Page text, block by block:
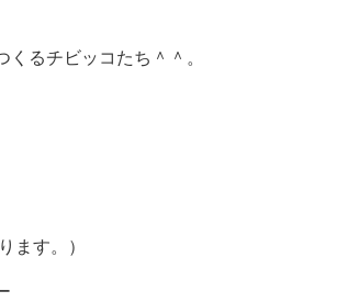
るチビッコたち＾＾。
ます。）